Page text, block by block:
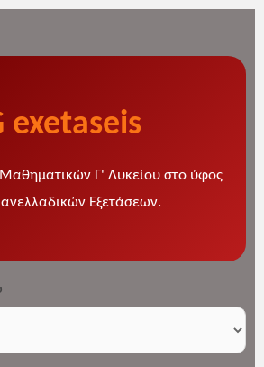
exetaseis
Γ' Λυκείου στο ύφος
Εξετάσεων.